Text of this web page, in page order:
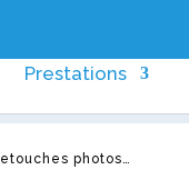
Prestations
photos…